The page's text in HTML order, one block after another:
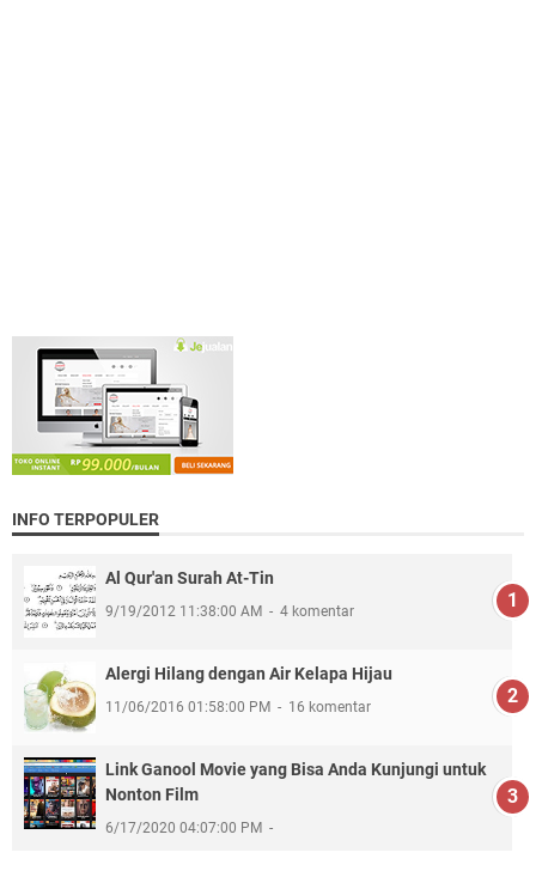
INFO TERPOPULER
Al Qur'an Surah At-Tin
9/19/2012 11:38:00 AM 4 komentar
Alergi Hilang dengan Air Kelapa Hijau
11/06/2016 01:58:00 PM 16 komentar
Link Ganool Movie yang Bisa Anda Kunjungi untuk
Nonton Film
6/17/2020 04:07:00 PM